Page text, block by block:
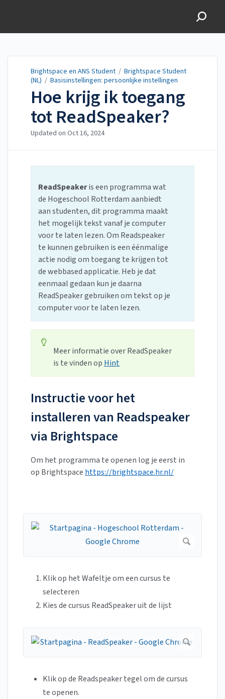
Brightspace en ANS Student / Brightspace Student
(NL) / Basisinstellingen: persoonlijke instellingen
Hoe krijg ik toegang
tot ReadSpeaker?
Updated on Oct 16, 2024
ReadSpeakeris een programma wat
de Hogeschool Rotterdam aanbiedt
aan studenten, dit programma maakt
het mogelijk tekst vanaf je computer
voor te laten lezen. Om Readspeaker
te kunnen gebruiken is een éénmalige
actie nodig om toegang te krijgen tot
de webbased applicatie. Heb je dat
eenmaal gedaan kun je daarna
ReadSpeaker gebruiken om tekst op je
computer voor te laten lezen.
Meer informatie over ReadSpeaker
is te vinden op Hint
Instructie voor het
installeren van Readspeaker
via Brightspace
Om het programma te openen log je eerst in
op Brightspace https://brightspace.hr.nl/
Klik op het Wafeltje om een cursus te
selecteren
Kies de cursus ReadSpeaker uit de lijst
Klik op de Readspeaker tegel om de cursus
te openen.